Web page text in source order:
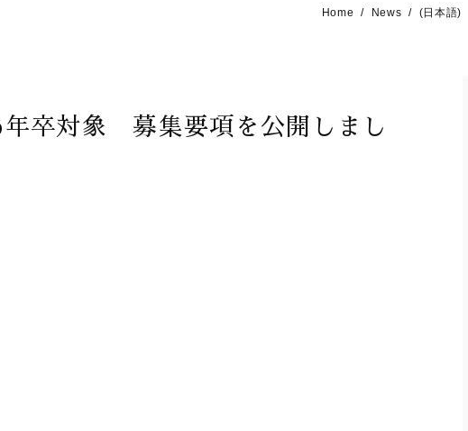
Home News (日本語)
卒対象 募集要項を公開しまし